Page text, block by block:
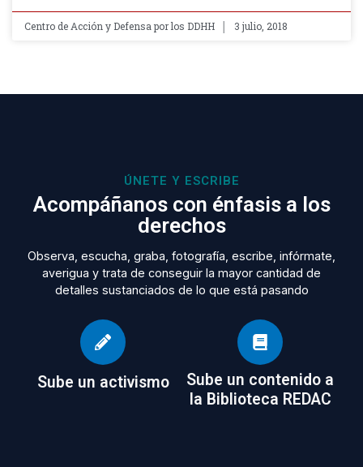
Centro de Acción y Defensa por los DDHH 3 julio, 2018
ÚNETE Y ESCRIBE
Acompáñanos con énfasis a los
derechos
Observa, escucha, graba, fotografía, escribe, infórmate,
averigua y trata de conseguir la mayor cantidad de
detalles sustanciados de lo que está pasando
Sube un activismo
Sube un contenido a
la Biblioteca REDAC